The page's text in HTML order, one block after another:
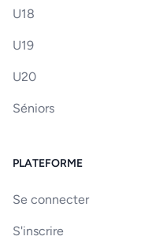
U18
U19
U20
Séniors
PLATEFORME
Se connecter
S'inscrire